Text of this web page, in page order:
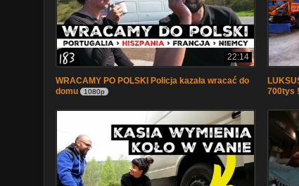
22:14
WRACAMY PO POLSKI Policja kazała wracać do
domu
1080p
700tys